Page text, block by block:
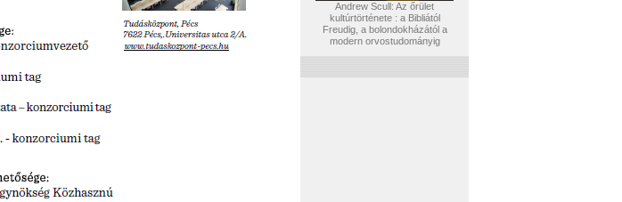
Andrew Scull: Az őrület
kultúrtörténete : a Bibliától
Freudig, a bolondokházától a
modern orvostudományig